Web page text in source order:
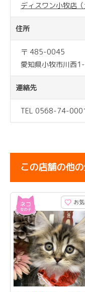
ディスワン小牧店（
住所
〒 485-0045
愛知県小牧市川西
連絡先
TEL 0568-74-
この店舗の他
お